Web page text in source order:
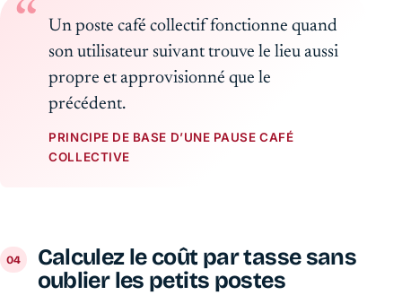
Un poste café collectif fonctionne quand
son utilisateur suivant trouve le lieu aussi
propre et approvisionné que le
précédent.
PRINCIPE DE BASE D’UNE PAUSE CAFÉ
COLLECTIVE
Calculez le coût par tasse sans
oublier les petits postes